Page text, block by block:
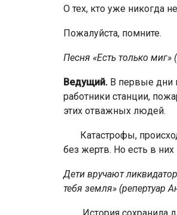
О тех, кто уже никогда
Пожалуйста, помните.
Песня «Есть только
Ведущий. В первые дни
работники стан­ции,
этих отважных людей.
Катастрофы,
без жертв. Но есть в
Дети вручают
тебя земля» (репертуар